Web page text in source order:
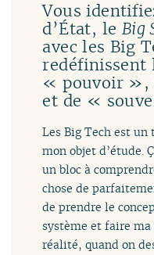
Vous
d’État, le Big
avec les Big
redéfinissent
« pouvoir »,
et de «
Les Big Tech est un
mon objet d’étude.
un bloc à
chose de
de prendre le
système et faire
réalité, quand on